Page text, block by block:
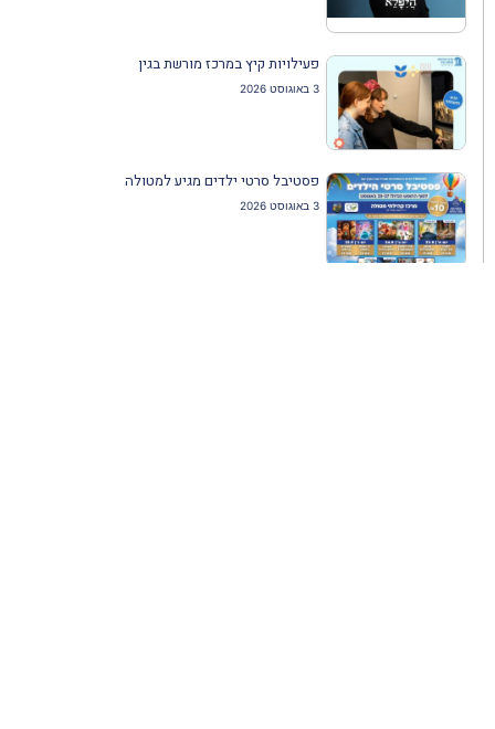
פעילויות קיץ במרכז מורשת בגין
3 באוגוסט 2026
פסטיבל סרטי ילדים מגיע למטולה
3 באוגוסט 2026